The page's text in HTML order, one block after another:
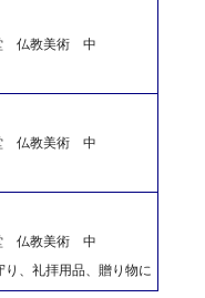
仏教美術 中
仏教美術 中
仏教美術 中
、礼拝用品、贈り物に